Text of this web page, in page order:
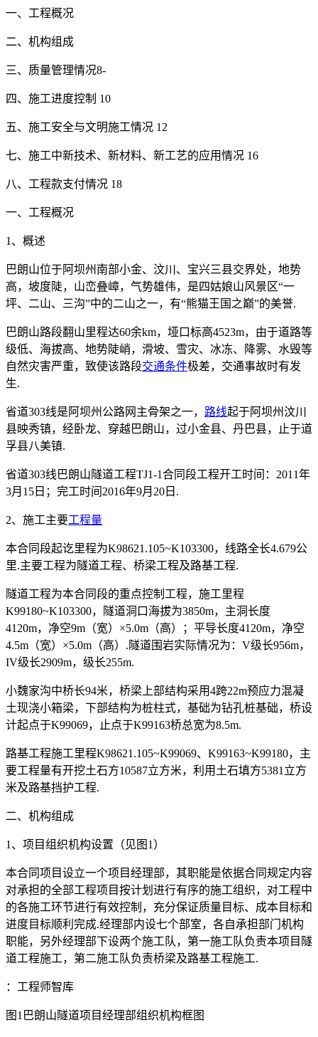
一、工程概况
二、机构组成
三、质量管理情况8-
四、施工进度控制 10
五、施工安全与文明施工情况 12
七、施工中新技术、新材料、新工艺的应用情况 16
八、工程款支付情况 18
一、工程概况
1、概述
巴朗山位于阿坝州南部小金、汶川、宝兴三县交界处，地势
高，坡度陡，山峦叠嶂，气势雄伟，是四姑娘山风景区“一
坪、二山、三沟”中的二山之一，有“熊猫王国之巅”的美誉.
巴朗山路段翻山里程达60余km，垭口标高4523m，由于道路等
级低、海拔高、地势陡峭，滑坡、雪灾、冰冻、降雾、水毁等
自然灾害严重，致使该路段交通条件极差，交通事故时有发
生.
省道303线是阿坝州公路网主骨架之一， 路线起于阿坝州汶川
县映秀镇，经卧龙、穿越巴朗山，过小金县、丹巴县，止于道
孚县八美镇.
省道303线巴朗山隧道工程TJ1-1合同段工程开工时间：2011年
3月15日；完工时间2016年9月20日.
2、施工主要工程量
本合同段起讫里程为K98621.105~K103300，线路全长4.679公
里.主要工程为隧道工程、桥梁工程及路基工程.
隧道工程为本合同段的重点控制工程，施工里程
K99180~K103300，隧道洞口海拔为3850m，主洞长度
4120m，净空9m（宽）×5.0m（高）；平导长度4120m，净空
4.5m（宽）×5.0m（高）.隧道围岩实际情况为：V级长956m，
IV级长2909m，级长255m.
小魏家沟中桥长94米，桥梁上部结构采用4跨22m预应力混凝
土现浇小箱梁，下部结构为桩柱式，基础为钻孔桩基础，桥设
计起点于K99069，止点于K99163桥总宽为8.5m.
路基工程施工里程K98621.105~K99069、K99163~K99180，主
要工程量有开挖土石方10587立方米，利用土石填方5381立方
米及路基挡护工程.
二、机构组成
1、项目组织机构设置（见图1）
本合同项目设立一个项目经理部，其职能是依据合同规定内容
对承担的全部工程项目按计划进行有序的施工组织，对工程中
的各施工环节进行有效控制，充分保证质量目标、成本目标和
进度目标顺利完成.经理部内设七个部室，各自承担部门机构
职能，另外经理部下设两个施工队，第一施工队负责本项目隧
道工程施工，第二施工队负责桥梁及路基工程施工.
：工程师智库
图1巴朗山隧道项目经理部组织机构框图